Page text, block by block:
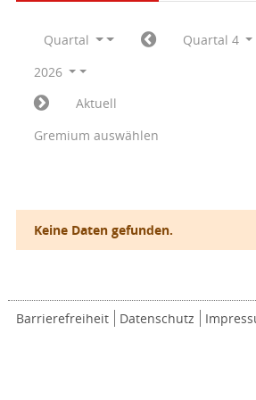
Quartal
Quartal 4
2026
Aktuell
Gremium auswählen
Keine Daten gefunden.
Barrierefreiheit Datenschutz